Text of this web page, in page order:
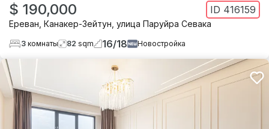
$ 190,000 ID 416159
Ереван Канакер-Зейтун улица Паруйра Севака
3 комнаты 82 sqm 16/18 Новостройка